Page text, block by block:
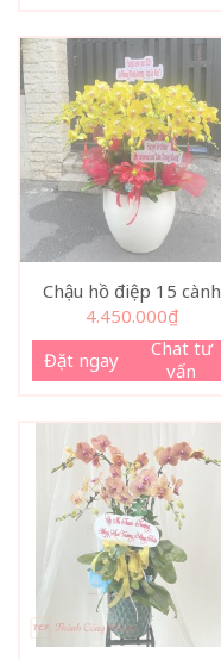
Chậu hồ điệp 15 cành
4.450.000₫
Đặt ngay
Chat tư
vấn